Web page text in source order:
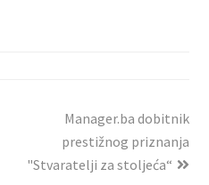
Manager.ba dobitnik
prestižnog priznanja
"Stvaratelji za stoljeća“